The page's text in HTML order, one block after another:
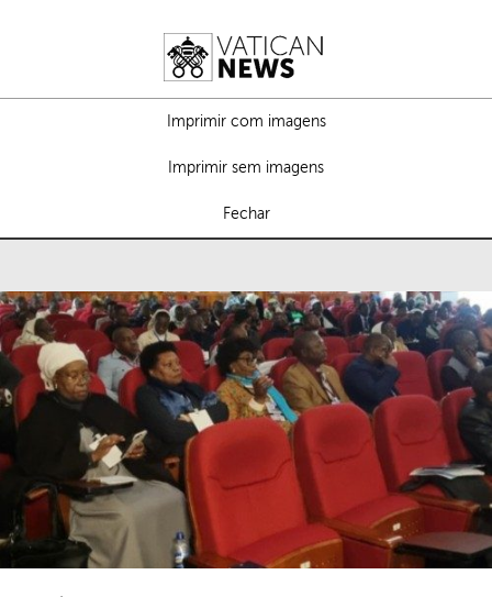
Imprimir com imagens
Imprimir sem imagens
Fechar